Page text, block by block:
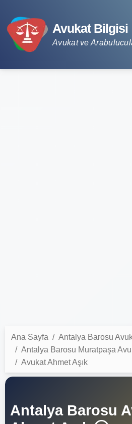
Avukat Bilgisi
Avukat ve
Ana Sayfa
Antalya Barosu
Antalya Barosu Muratpaşa
Avukat Ahmet Aşık
Antalya Barosu